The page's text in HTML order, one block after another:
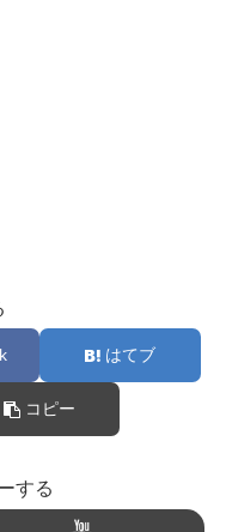
はてブ
コピー
する